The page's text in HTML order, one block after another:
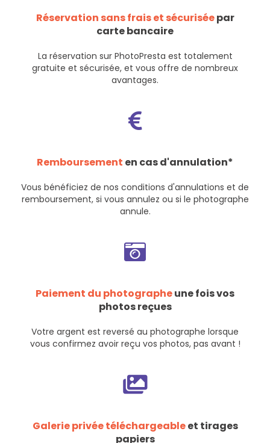
Réservation sans frais et sécuriséepar
carte bancaire
La réservation sur PhotoPresta est totalement
gratuite et sécurisée, et vous offre de nombreux
avantages.
Remboursement en cas d'annulation*
Vous bénéficiez de nos conditions d'annulations et de
remboursement, si vous annulez ou si le photographe
annule.
Paiement du photographeune fois vos
photos reçues
Votre argent est reversé au photographe lorsque
vous confirmez avoir reçu vos photos, pas avant !
Galerie privée téléchargeableet tirages
papiers